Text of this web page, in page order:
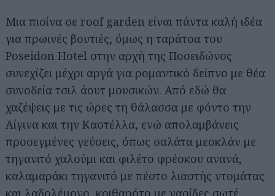
Μια πισίνα σε roof garden είναι πάντα καλή ιδέα
για πρωινές βουτιές, όμως η ταράτσα του
Poseidon Hotel στην αρχή της Ποσειδώνος
συνεχίζει μέχρι αργά για ρομαντικό δείπνο με θέα
συνοδεία τσιλ άουτ μουσικών. Από εδώ θα
χαζέψεις με τις ώρες τη θάλασσα με φόντο την
Αίγινα και την Καστέλλα, ενώ απολαμβάνεις
προσεγμένες γεύσεις, όπως σαλάτα μεσκλάν με
τηγανιτό χαλούμι και φιλέτο φρέσκου ανανά,
καλαμαράκι τηγανιτό με πέστο λιαστής ντομάτας